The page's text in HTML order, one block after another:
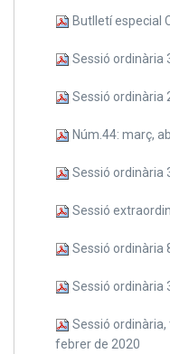
Butlletí especial
Sessió ordinària
Sessió ordinària
Núm.44: març,
Sessió ordinària
Sessió
Sessió ordinària
Sessió ordinària
Sessió
febrer de 2020